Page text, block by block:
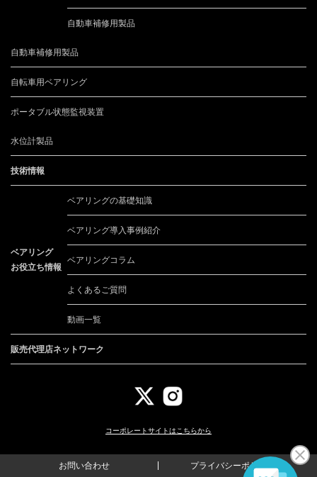
自動車補修用製品
自動車補修用製品
自転車用ベアリング
ポータブル状態監視装置
水位計製品
技術情報
ベアリング
お役立ち情報
ベアリングの基礎知識
ベアリング導入事例紹介
ベアリングコラム
よくあるご質問
動画一覧
販売代理店ネットワーク
コーポレートサイトは こちらから
お問い合わせ
プライバシーポリシー